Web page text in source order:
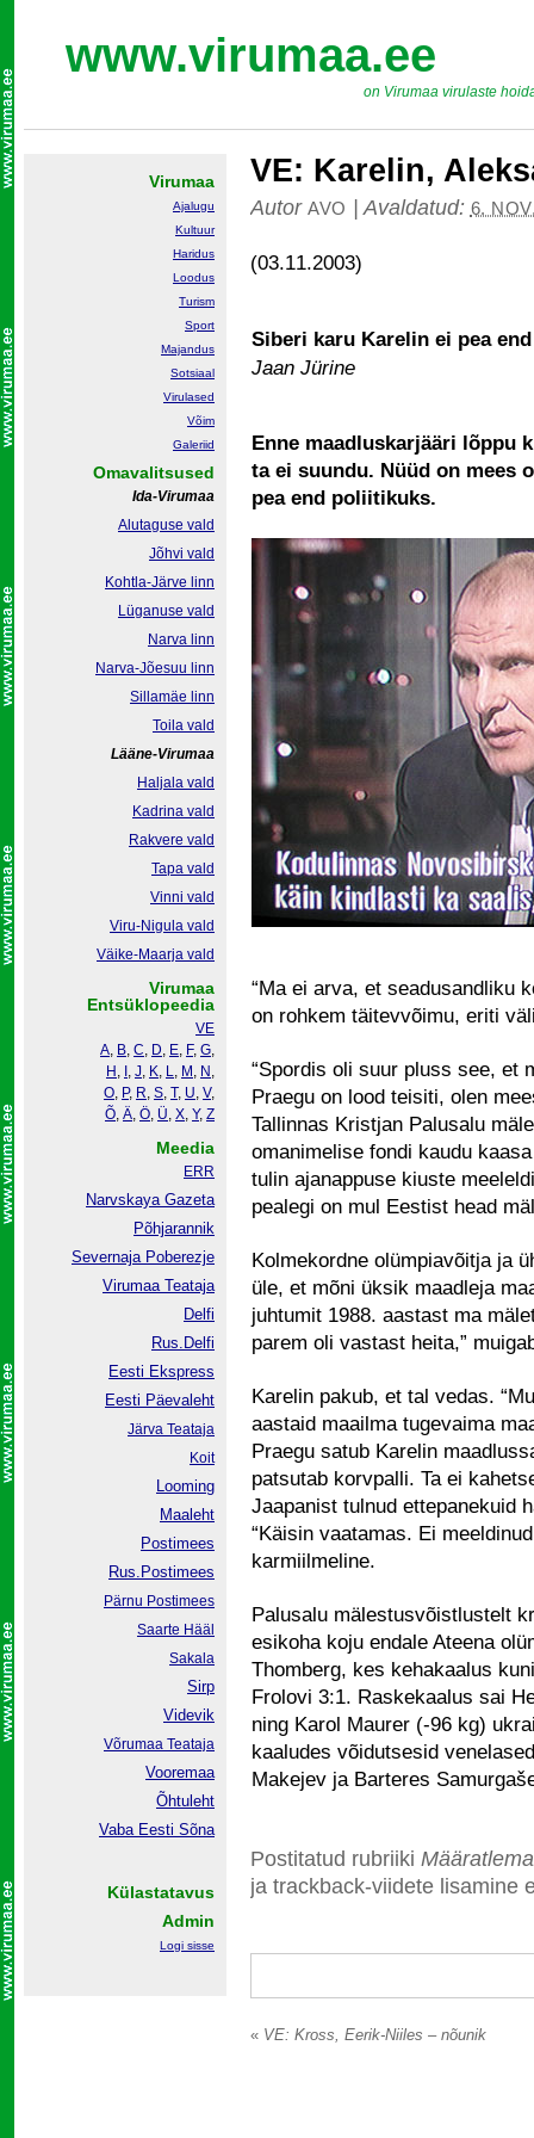
www.virumaa.ee
on Virumaa virulaste
VE: Karelin,
Autor AVO |Avaldatud: 6.
(03.11.2003)
Siberi karu Karelin ei pea
Jaan Jürine
Enne maadluskarjääri lõppu
ta ei suundu. Nüüd on mees
pea end poliitikuks.
“Ma ei arva, et seadusandliku
on rohkem täitevvõimu, eriti
“Spordis oli suur pluss see, et
Praegu on lood teisiti, olen
Tallinnas Kristjan Palusalu
omanimelise fondi kaudu
tulin ajanappuse kiuste
pealegi on mul Eestist head
Kolmekordne olümpiavõitja ja
üle, et mõni üksik maadleja
juhtumit 1988. aastast ma
parem oli vastast heita,”
Karelin pakub, et tal vedas.
aastaid maailma tugevaima
Praegu satub Karelin
patsutab korvpalli. Ta ei
Jaapanist tulnud ettepanekuid
“Käisin vaatamas. Ei
karmiilmeline.
Palusalu mälestusvõistlustelt
esikoha koju endale Ateena
Thomberg, kes kehakaalus
Frolovi 3:1. Raskekaalus sai
ning Karol Maurer (-96 kg)
kaaludes võidutsesid
Makejev ja Barteres
Postitatud rubriiki
ja trackback-viidete lisamine
« VE: Kross, Eerik-Niiles – nõunik
Virumaa
Ajalugu
Kultuur
Haridus
Loodus
Turism
Sport
Majandus
Sotsiaal
Virulased
Võim
Galeriid
Omavalitsused
Ida-Virumaa
Alutaguse vald
Jõhvi vald
Kohtla-Järve linn
Lüganuse vald
Narva linn
Narva-Jõesuu linn
Sillamäe linn
Toila vald
Lääne-Virumaa
Haljala vald
Kadrina vald
Rakvere vald
Tapa vald
Vinni vald
Viru-Nigula vald
Väike-Maarja vald
Virumaa
Entsüklopeedia
VE
A, B, C, D, E, F, G,
H , , J, K, L, M , N ,
O, P, R, S, T, U, V,
Õ, Ä, Ö, Ü, X, Y, Z
Meedia
ERR
Narvskaya Gazeta
Põhjarannik
Severnaja Poberezje
Virumaa Teataja
Delfi
Rus.Delfi
Eesti Ekspress
Eesti Päevaleht
Järva Teataja
Koit
Looming
Maaleht
Postimees
Rus.Postimees
Pärnu Postimees
Saarte Hääl
Sakala
Sirp
Videvik
Võrumaa Teataja
Vooremaa
Õhtuleht
Vaba Eesti Sõna
Külastatavus
Admin
Logi sisse